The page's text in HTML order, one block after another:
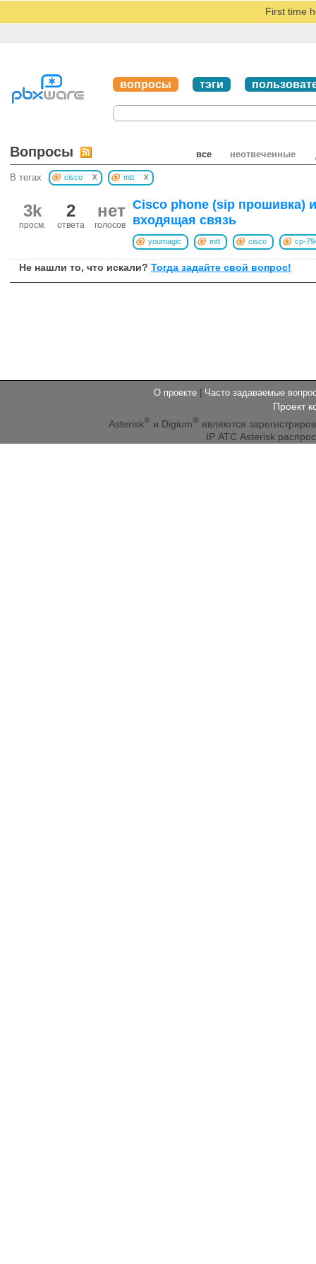
First time
вопросы тэги
все неотвеченные
Вопросы
В тегах cisco x mtt x
нет
голосов
2
ответа
3k
просм.
Cisco phone (sip прошивка)
входящая связь
youmagic mtt cisco cp-
Не нашли то, что искали? Тогда задайте свой вопрос!
О проекте | Часто задаваемые
Проект
Asterisk®и Digium®являются
IP АТС Asterisk